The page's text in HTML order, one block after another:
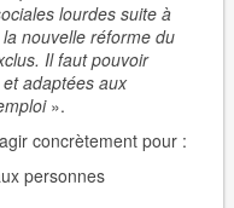
lourdes suite à
nouvelle réforme du
Il faut pouvoir
adaptées aux
».
concrètement pour :
personnes